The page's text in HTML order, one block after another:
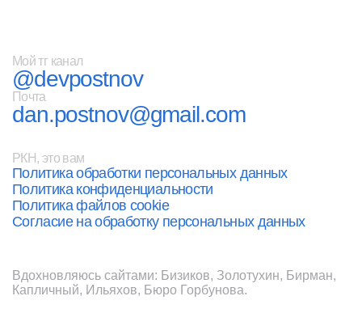
Мой тг канал
@devpostnov
Почта
dan.postnov@gmail.com
РКН, это вам
Политика обработки персональных данных
Политика конфиденциальности
Политика файлов cookie
Согласие на обработку персональных данных
Вдохновляюсь сайтами: Бизиков, Золотухин, Бирман,
Капличный, Ильяхов, Бюро Горбунова.